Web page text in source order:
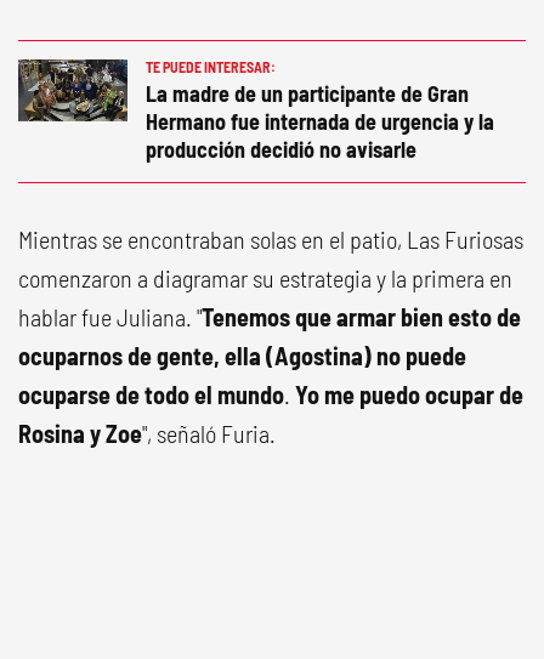
TE PUEDE INTERESAR:
La madre de un participante de Gran
Hermano fue internada de urgencia y la
producción decidió no avisarle
Mientras se encontraban solas en el patio, Las Furiosas
comenzaron a diagramar su estrategia y la primera en
hablar fue Juliana. "Tenemos que armar bien esto de
ocuparnos de gente, ella (Agostina) no puede
ocuparse de todo el mundo. Yo me puedo ocupar de
Rosina y Zoe", señaló Furia.